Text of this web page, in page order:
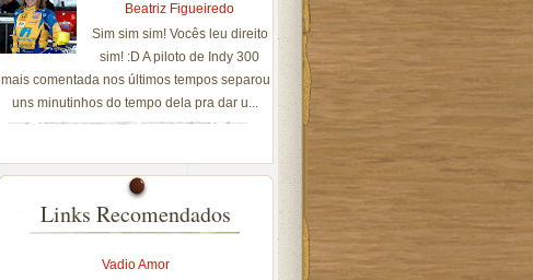
Beatriz Figueiredo
Sim sim sim! Vocês leu direito
sim! :D A piloto de Indy 300
mais comentada nos últimos tempos separou
uns minutinhos do tempo dela pra dar u...
Links Recomendados
Vadio Amor